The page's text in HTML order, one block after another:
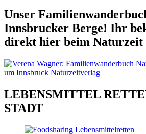
Unser
Innsbrucker Berge! Ihr
direkt hier beim Naturzeit
LEBENSMITTEL
STADT